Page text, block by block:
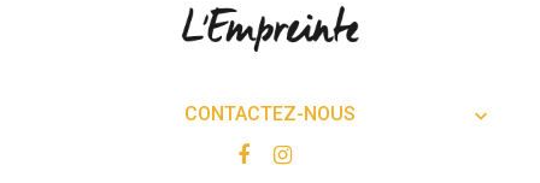
CONTACTEZ-NOUS 